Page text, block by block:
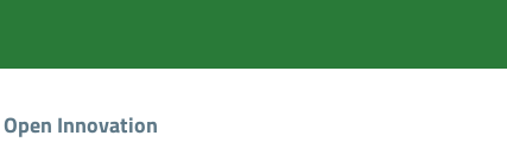
Open Innovation